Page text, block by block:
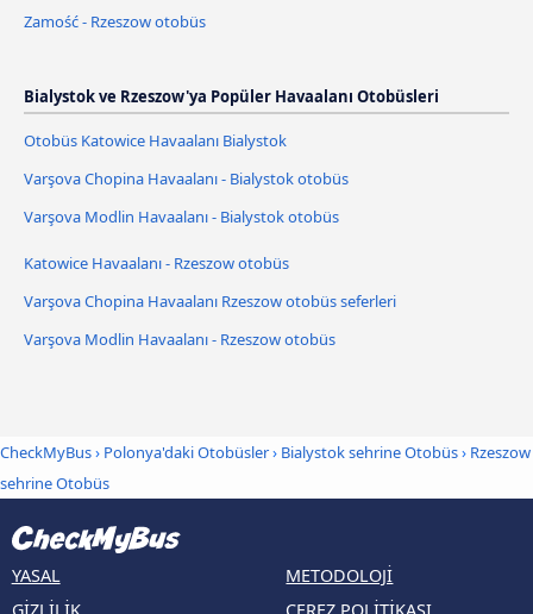
Zamość - Rzeszow otobüs
Bialystok ve Rzeszow'ya Popüler Havaalanı Otobüsleri
Otobüs Katowice Havaalanı Bialystok
Varşova Chopina Havaalanı - Bialystok otobüs
Varşova Modlin Havaalanı - Bialystok otobüs
Katowice Havaalanı - Rzeszow otobüs
Varşova Chopina Havaalanı Rzeszow otobüs seferleri
Varşova Modlin Havaalanı - Rzeszow otobüs
CheckMyBus› Polonya'daki Otobüsler› Bialystok sehrine Otobüs› Rzeszow
sehrine Otobüs
YASAL
METODOLOJI